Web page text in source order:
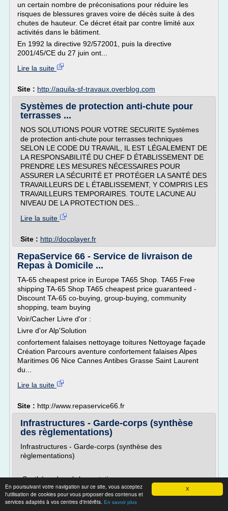
X
En poursuivant votre navigation sur ce site, vous acceptez
l'utilisation de cookies pour vous proposer des contenus et
services adaptés à vos centres d'intérêts. En savoir plus
un certain nombre de préconisations pour réduire les
risques de blessures graves voire de décès suite à des
chutes de hauteur. Ce décret était par contre limité aux
activités dans le bâtiment.
En 1992 la directive 92/572001, puis la directive
2001/45/CE du 27 juin ont...
Lire la suite
Site : http://aquila-sf-travaux.overblog.com
Systèmes de protection anti-chute pour
terrasses ...
NOS SOLUTIONS POUR VOTRE SECURITE Systèmes
de protection anti-chute pour terrasses techniques
SELON LE CODE DU TRAVAIL, IL EST LÉGALEMENT DE
LA RESPONSABILITÉ DU CHEF D ÉTABLISSEMENT DE
PRENDRE LES MESURES NÉCESSAIRES POUR
ASSURER LA SÉCURITÉ ET PROTÉGER LA SANTÉ DES
TRAVAILLEURS DE L ÉTABLISSEMENT, Y COMPRIS LES
TRAVAILLEURS TEMPORAIRES. TOUTE LACUNE AU
NIVEAU DE LA PROTECTION DES...
Lire la suite
Site : http://docplayer.fr
RepaService 66 - Service de livraison de
Repas à Domicile ...
TA-65 cheapest price in Europe TA65 Shop. TA65 Free
shipping TA-65 Shop TA65 cheapest price guaranteed -
Discount TA-65 co-buying, group-buying, community
shopping, team buying
Voir/Cacher Livre d'or :
Livre d'or Alp'Solution
confortement falaises nettoyage toitures Nettoyage façade
Création Parcours aventure confortement falaises Alpes
Maritimes 06 Nice Cannes Antibes Grasse Saint Laurent
du...
Lire la suite
Site : http://www.repaservice66.fr
Infrastructures - Garde-corps (synthèse
des règlementations)
Infrastructures - Garde-corps (synthèse des
règlementations)
Synthèse des réglementations
Sommaire
Télécharger le tableau de synthèse (au format